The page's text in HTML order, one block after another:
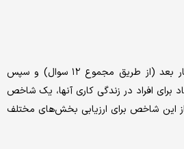
با بررسی کارکنان در این چهار بعد (از طریق مجموع ۱۲ سوال) و سپس
برای افراد در زندگی کاری آنها، یک شاخص
از این شاخص برای ارزیابی بخش‌های مختلف